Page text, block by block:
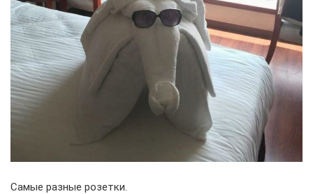
Самые разные розетки.